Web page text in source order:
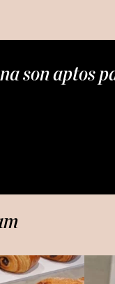
son aptos